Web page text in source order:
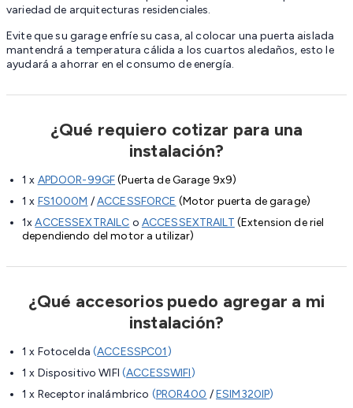
variedad de arquitecturas residenciales.
Evite que su garage enfríe su casa, al colocar una puerta aislada
mantendrá a temperatura cálida a los cuartos aledaños, esto le
ayudará a ahorrar en el consumo de energía.
¿Qué requiero cotizar para una
instalación?
1 x APDOOR-99GF(Puerta de Garage 9x9)
1 x FS1000M /ACCESSFORCE (Motor puerta de garage)
1xACCESSEXTRAILC o ACCESSEXTRAILT (Extension de riel
dependiendo del motor a utilizar)
¿Qué accesorios puedo agregar a mi
instalación?
1 x Fotocelda (ACCESSPC01 )
1 x Dispositivo WIFI (ACCESSWIFI)
1 x Receptor inalámbrico (PROR400 /ESIM320IP)